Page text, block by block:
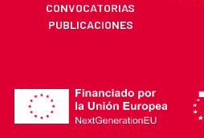
CONVOCATORIAS
PUBLICACIONES